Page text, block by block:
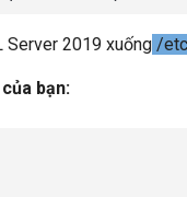
Server 2019 xuống /
bạn: